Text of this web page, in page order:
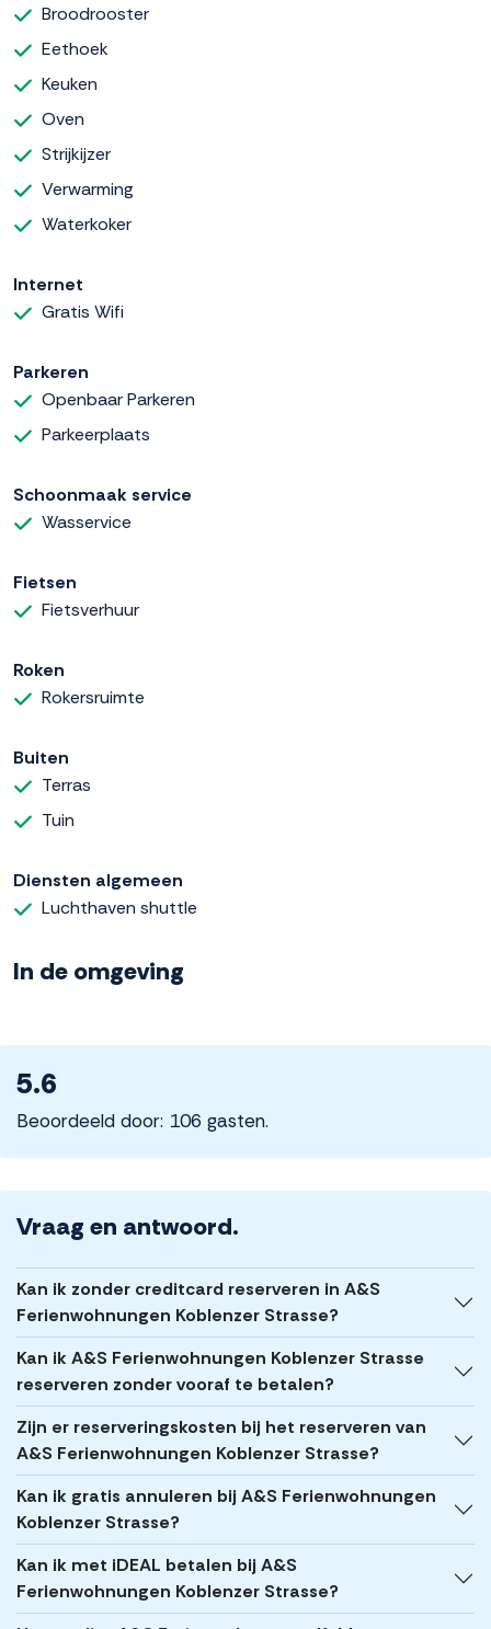
Broodrooster
Eethoek
Keuken
Oven
Strijkijzer
Verwarming
Waterkoker
Internet
Gratis Wifi
Parkeren
Openbaar Parkeren
Parkeerplaats
Schoonmaak service
Wasservice
Fietsen
Fietsverhuur
Roken
Rokersruimte
Buiten
Terras
Tuin
Diensten algemeen
Luchthaven shuttle
In de omgeving
5.6
Beoordeeld door: 106 gasten.
Vraag en antwoord.
Kan ik zonder creditcard reserveren in A&S
Ferienwohnungen Koblenzer Strasse?
Kan ik A&S Ferienwohnungen Koblenzer Strasse
reserveren zonder vooraf te betalen?
Zijn er reserveringskosten bij het reserveren van
A&S Ferienwohnungen Koblenzer Strasse?
Kan ik gratis annuleren bij A&S Ferienwohnungen
Koblenzer Strasse?
Kan ik met iDEAL betalen bij A&S
Ferienwohnungen Koblenzer Strasse?